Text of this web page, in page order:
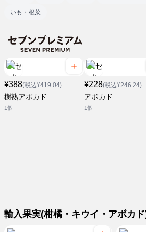
いも・根菜
¥388(税込¥419.04)
樹熟アボカド
1個
¥228(税込¥246.24)
アボカド
1個
輸入果実(柑橘・キウイ・アボカ